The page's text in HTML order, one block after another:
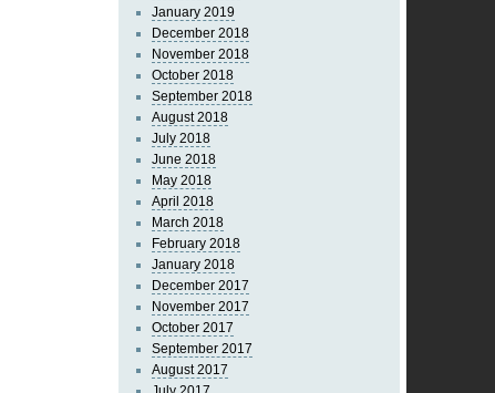
January 2019
December 2018
November 2018
October 2018
September 2018
August 2018
July 2018
June 2018
May 2018
April 2018
March 2018
February 2018
January 2018
December 2017
November 2017
October 2017
September 2017
August 2017